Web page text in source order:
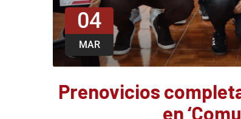
04
MAR
Prenovicios
en